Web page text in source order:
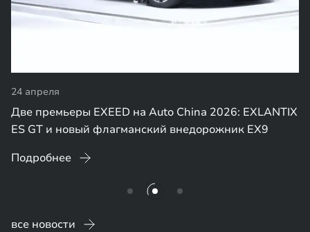
24 апреля
Две премьеры EXEED на Auto China 2026: EXLANTIX
ES GT и новый флагманский внедорожник EX9
Подробнее
все новости